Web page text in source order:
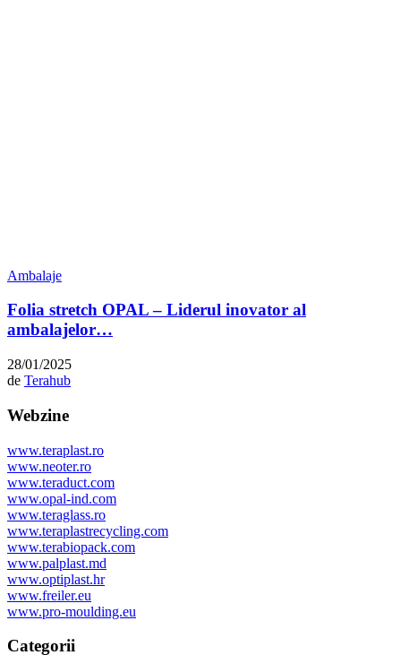
Ambalaje
Folia stretch OPAL – Liderul inovator al
ambalajelor…
28/01/2025
de Terahub
Webzine
www.teraplast.ro
www.neoter.ro
www.teraduct.com
www.opal-ind.com
www.teraglass.ro
www.teraplastrecycling.com
www.terabiopack.com
www.palplast.md
www.optiplast.hr
www.freiler.eu
www.pro-moulding.eu
Categorii